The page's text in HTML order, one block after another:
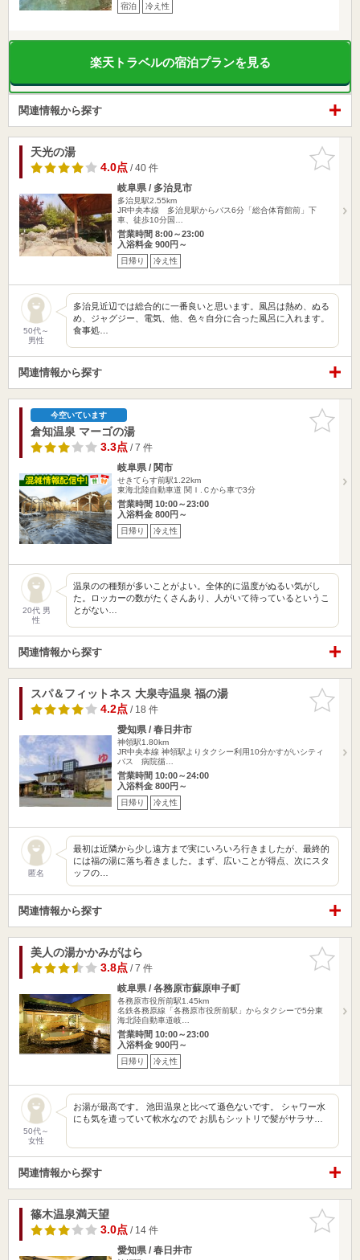
宿泊 冷え性
楽天トラベルの宿泊プランを見る
関連情報から探す
お気に入
りに追加
天光の湯
4.0点/ 40 件
岐阜県 / 多治見市
多治見駅2.55km
JR中央本線 多治見駅からバス6分「総合体育館前」下
車、徒歩10分国…
営業時間 8:00～23:00
入浴料金 900円～
日帰り 冷え性
50代～
男性
多治見近辺では総合的に一番良いと思います。風呂は熱め、ぬる
め、ジャグジー、電気、他、色々自分に合った風呂に入れます。
食事処…
関連情報から探す
お気に入
りに追加
今空いています
倉知温泉 マーゴの湯
3.3点/ 7 件
岐阜県 / 関市
せきてらす前駅1.22km
東海北陸自動車道 関Ｉ.Ｃから車で3分
営業時間 10:00～23:00
入浴料金 800円～
日帰り 冷え性
20代 男
性
温泉のの種類が多いことがよい。全体的に温度がぬるい気がし
た。ロッカーの数がたくさんあり、人がいて待っているというこ
とがない…
関連情報から探す
お気に入
りに追加
スパ＆フィットネス 大泉寺温泉 福の湯
4.2点/ 18 件
愛知県 / 春日井市
神領駅1.80km
JR中央本線 神領駅よりタクシー利用10分かすがいシティ
バス 病院循…
営業時間 10:00～24:00
入浴料金 800円～
日帰り 冷え性
匿名
最初は近隣から少し遠方まで実にいろいろ行きましたが、最終的
には福の湯に落ち着きました。まず、広いことが得点、次にスタ
ッフの…
関連情報から探す
お気に入
りに追加
美人の湯かかみがはら
3.8点/ 7 件
岐阜県 / 各務原市蘇原申子町
各務原市役所前駅1.45km
名鉄各務原線「各務原市役所前駅」からタクシーで5分東
海北陸自動車道岐…
営業時間 10:00～23:00
入浴料金 900円～
日帰り 冷え性
50代～
女性
お湯が最高です。 池田温泉と比べて遜色ないです。 シャワー水
にも気を遣っていて軟水なので お肌もシットリで髪がサラサ…
関連情報から探す
お気に入
りに追加
篠木温泉満天望
3.0点/ 14 件
愛知県 / 春日井市